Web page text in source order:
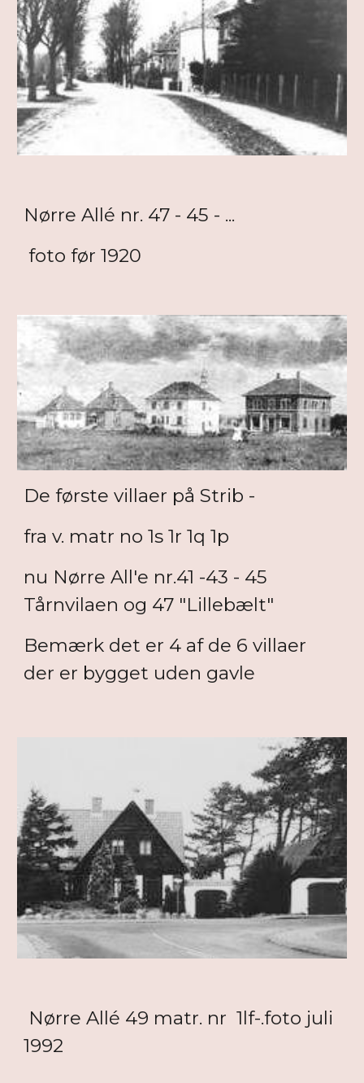
Nørre Allé nr. 47 - 45 - ...
foto før 1920
De første villaer på Strib -
fra v. matr no 1s 1r 1q 1p
nu Nørre All'e nr.41 -43 - 45
Tårnvilaen og 47 "Lillebælt"
Bemærk det er 4 af de 6 villaer
der er bygget uden gavle
Nørre Allé 49 matr. nr 1lf-.foto juli
1992